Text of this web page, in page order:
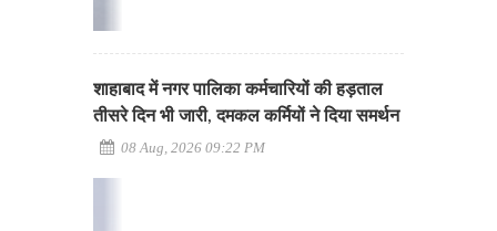
शाहाबाद में नगर पालिका कर्मचारियों की हड़ताल
तीसरे दिन भी जारी, दमकल कर्मियों ने दिया समर्थन
08 Aug, 2026 09:22 PM